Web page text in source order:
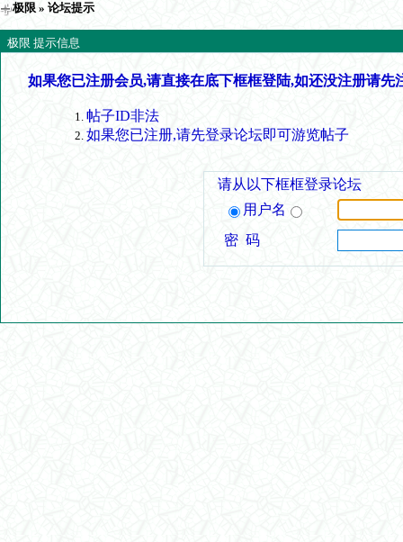
极限 » 论坛提示
极限 提示信息
如果您已注册会员,请直接在底下框框登陆,如还没注册请先
帖子ID非法
如果您已注册,请先登录论坛即可游览帖子
请从以下框框登录论坛
用户名
密 码